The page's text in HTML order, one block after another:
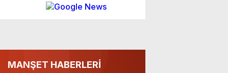
MANŞET HABERLERİ